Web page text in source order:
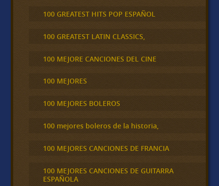
100 GREATEST HITS POP ESPAÑOL
100 GREATEST LATIN CLASSICS,
100 MEJORE CANCIONES DEL CINE
100 MEJORES
100 MEJORES BOLEROS
100 mejores boleros de la historia,
100 MEJORES CANCIONES DE FRANCIA
100 MEJORES CANCIONES DE GUITARRA
ESPAÑOLA